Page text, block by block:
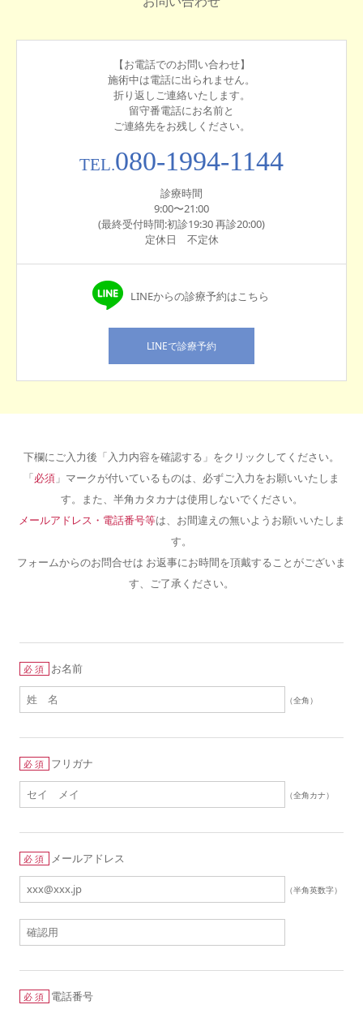
【お電話でのお問い合わせ】
施術中は電話に出られません。
折り返しご連絡いたします。
留守番電話にお名前と
ご連絡先をお残しください。
TEL.080-1994-1144
診療時間
9:00〜21:00
(最終受付時間:初診19:30 再診20:00)
定休日 不定休
LINEからの診療予約はこちら
LINEで診療予約
下欄にご入力後「入力内容を確認する」をクリックしてください。
「必須 」マークが付いているものは、必ずご入力をお願いいたしま
す。また、半角カタカナは使用しないでください。
メールアドレス・電話番号等は、お間違えの無いようお願いいたしま
す。
フォームからのお問合せは お返事にお時間を頂戴することがございま
す、ご了承ください。
必須 お名前
（全角）
必須 フリガナ
（全角カナ）
必須 メールアドレス
（半角英数字）
必須 電話番号